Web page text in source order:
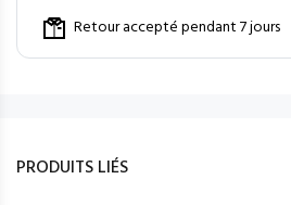
Retour accepté pendant 7 jours
PRODUITS LIÉS